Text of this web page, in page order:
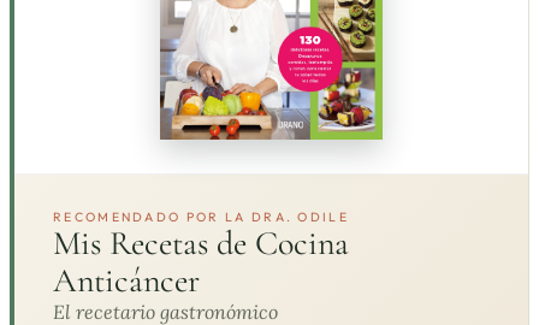
RECOMENDADO POR LA DRA. ODILE
Mis Recetas de Cocina
Anticáncer
El recetario gastronómico